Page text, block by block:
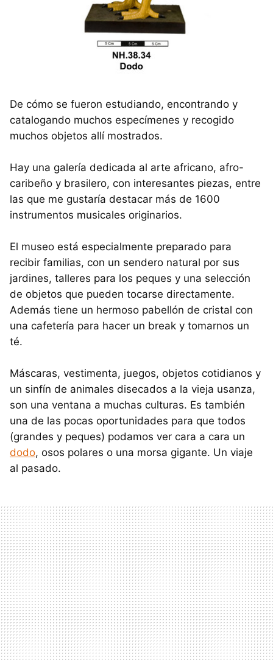
De cómo se fueron estudiando, encontrando y
catalogando muchos especímenes y recogido
muchos objetos allí mostrados.
Hay una galería dedicada al arte africano, afro-
caribeño y brasilero, con interesantes piezas, entre
las que me gustaría destacar más de 1600
instrumentos musicales originarios.
El museo está especialmente preparado para
recibir familias, con un sendero natural por sus
jardines, talleres para los peques y una selección
de objetos que pueden tocarse directamente.
Además tiene un hermoso pabellón de cristal con
una cafetería para hacer un break y tomarnos un
té.
Máscaras, vestimenta, juegos, objetos cotidianos y
un sinfín de animales disecados a la vieja usanza,
son una ventana a muchas culturas. Es también
una de las pocas oportunidades para que todos
(grandes y peques) podamos ver cara a cara un
dodo, osos polares o una morsa gigante. Un viaje
al pasado.